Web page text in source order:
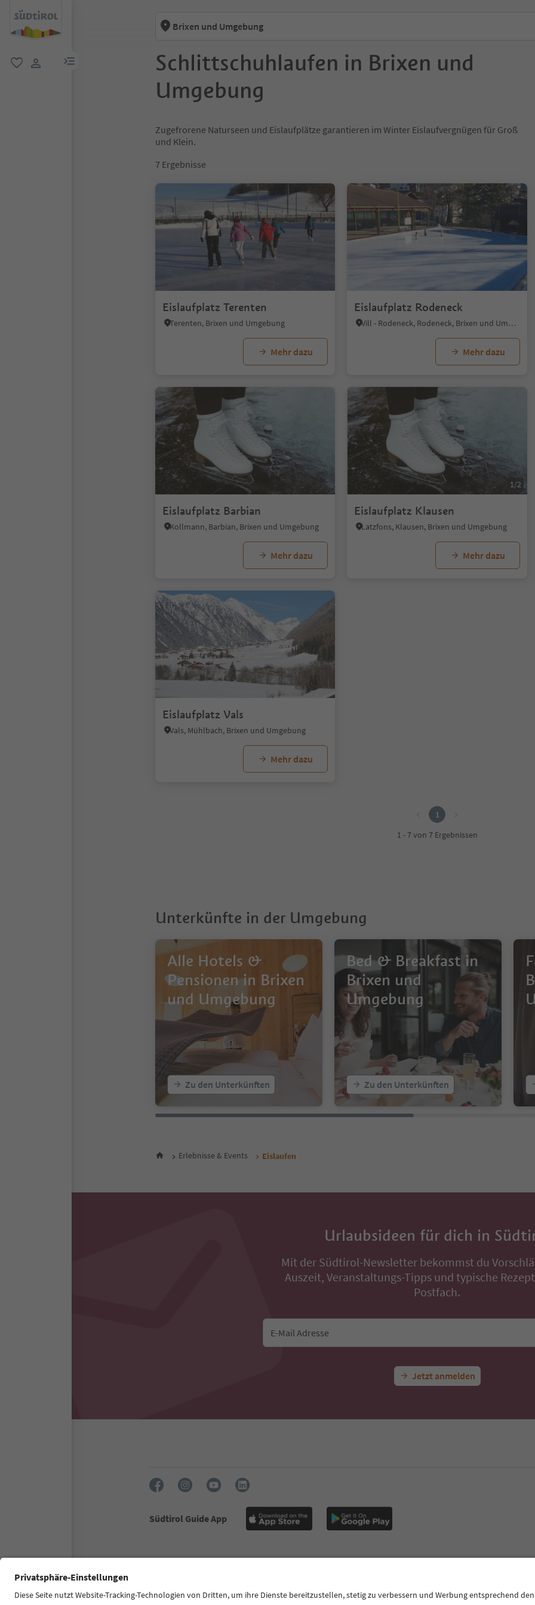
menu link
Brixen und Umgebung
Schlittschuhlaufen in Brixen und
Umgebung
Zugefrorene Naturseen und Eislaufplätze garantieren im Winter Eislaufvergnügen für Groß
und Klein.
7 Ergebnisse
Eislaufplatz Terenten
Terenten, Brixen und Umgebung
Mehr dazu
Eislaufplatz Rodeneck
Vill - Rodeneck, Rodeneck, Brixen und Umgebung
Mehr dazu
Eislaufplatz Barbian
Kollmann, Barbian, Brixen und Umgebung
Mehr dazu
1/2
Eislaufplatz Klausen
Latzfons, Klausen, Brixen und Umgebung
Mehr dazu
Eislaufplatz Vals
Vals, Mühlbach, Brixen und Umgebung
Mehr dazu
1
1 - 7 von 7 Ergebnissen
Unterkünfte in der Umgebung
Alle Hotels &
Pensionen in Brixen
und Umgebung
Zu den Unterkünften
Bed & Breakfast in
Brixen und
Umgebung
Zu den Unterkünften
Erlebnisse & Events Eislaufen
Urlaubsideen für dich in
Mit der Südtirol-Newsletter bekommst du
Auszeit, Veranstaltungs-Tipps und typische
Postfach.
E-Mail Adresse
Jetzt anmelden
Südtirol Guide App